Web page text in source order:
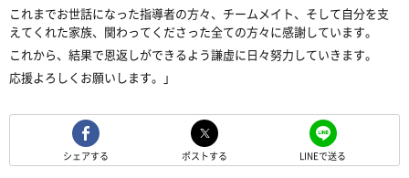
これまでお世話になった指導者の方々、チームメイト、そして自分を支
えてくれた家族、関わってくださった全ての方々に感謝しています。
これから、結果で恩返しができるよう謙虚に日々努力していきます。
応援よろしくお願いします。」
シェアする ポストする LINEで送る